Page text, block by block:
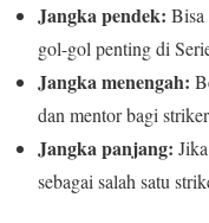
Jangka pendek: Bisa
gol-gol penting di
Jangka menengah:
dan mentor bagi
Jangka panjang:
sebagai salah satu